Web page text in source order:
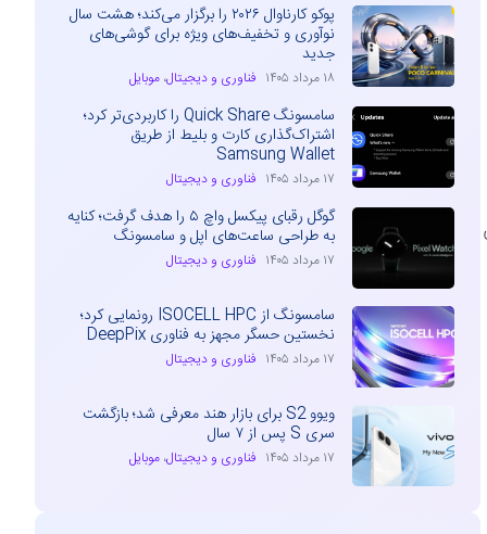
پوکو کارناوال ۲۰۲۶ را برگزار می‌کند؛ هشت سال
نوآوری و تخفیف‌های ویژه برای گوشی‌های
جدید
۱۸ مرداد ۱۴۰۵ فناوری و دیجیتال،موبایل
سامسونگ Quick Share را کاربردی‌تر کرد؛
اشتراک‌گذاری کارت و بلیط از طریق
Samsung Wallet
۱۷ مرداد ۱۴۰۵ فناوری و دیجیتال
گوگل رقبای پیکسل واچ ۵ را هدف گرفت؛ کنایه
به طراحی ساعت‌های اپل و سامسونگ
۱۷ مرداد ۱۴۰۵ فناوری و دیجیتال
سامسونگ از ISOCELL HPC رونمایی کرد؛
نخستین حسگر مجهز به فناوری DeepPix
۱۷ مرداد ۱۴۰۵ فناوری و دیجیتال
ویوو S2 برای بازار هند معرفی شد؛ بازگشت
سری S پس از ۷ سال
۱۷ مرداد ۱۴۰۵ فناوری و دیجیتال،موبایل